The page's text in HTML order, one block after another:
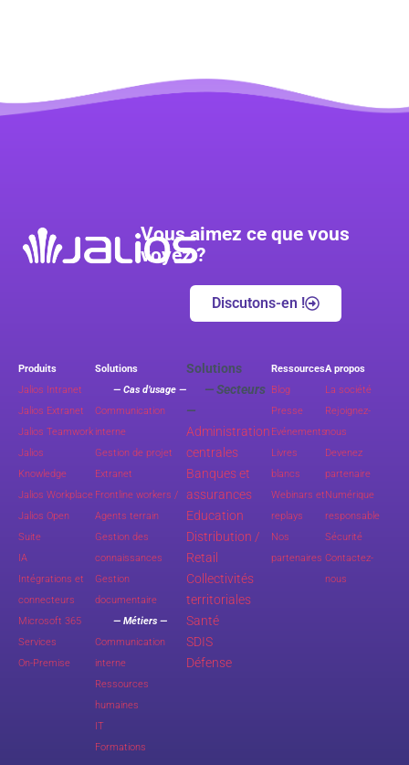
Vous aimez ce que vous
voyez ?
Discutons-en !
Produits
Jalios Intranet
Jalios Extranet
Jalios Teamwork
Jalios
Knowledge
Jalios Workplace
Jalios Open
Suite
IA
Intégrations et
connecteurs
Microsoft 365
Services
On-Premise
Solutions
— Cas d’usage —
Communication
interne
Gestion de projet
Extranet
Frontline workers /
Agents terrain
Gestion des
connaissances
Gestion
documentaire
— Métiers —
Communication
interne
Ressources
humaines
IT
Formations
Solutions
— Secteurs
—
Administration
centrales
Banques et
assurances
Education
Distribution /
Retail
Collectivités
territoriales
Santé
SDIS
Défense
Ressources
Blog
Presse
Evénements
Livres
blancs
Webinars et
replays
Nos
partenaires
A propos
La société
Rejoignez-
nous
Devenez
partenaire
Numérique
responsable
Sécurité
Contactez-
nous